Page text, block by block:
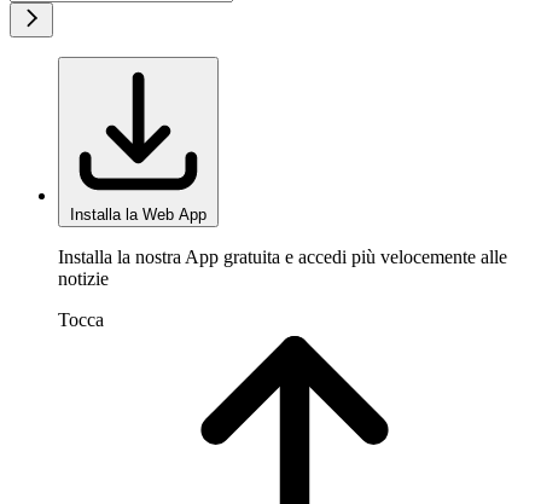
Installa la Web App
Installa la nostra App gratuita e accedi più velocemente alle
notizie
Tocca